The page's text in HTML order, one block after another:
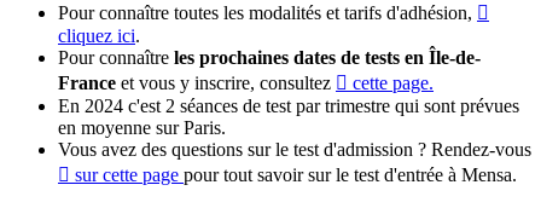
Pour connaître toutes les modalités et tarifs d'adhésion,
cliquez ici.
Pour connaître les prochaines dates de tests en Île-de-
France et vous y inscrire, consultez
cette page.
En 2024 c'est 2 séances de test par trimestre qui sont prévues
en moyenne sur Paris.
Vous avez des questions sur le test d'admission ? Rendez-vous
sur cette page pour tout savoir sur le test d'entrée à Mensa.